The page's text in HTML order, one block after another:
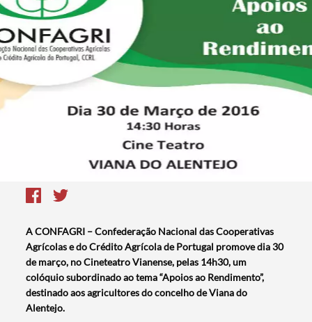
A CONFAGRI – Confederação Nacional das Cooperativas
Agrícolas e do Crédito Agrícola de Portugal promove dia 30
de março, no Cineteatro Vianense, pelas 14h30, um
colóquio subordinado ao tema “Apoios ao Rendimento”,
destinado aos agricultores do concelho de Viana do
Alentejo.